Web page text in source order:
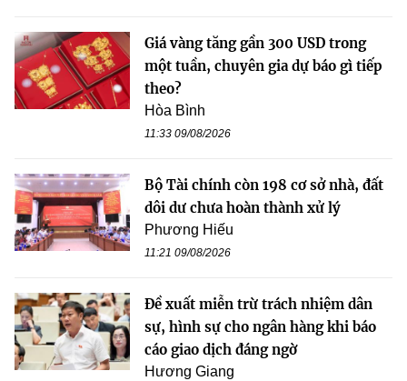
Giá vàng tăng gần 300 USD trong
một tuần, chuyên gia dự báo gì tiếp
theo?
Hòa Bình
11:33 09/08/2026
Bộ Tài chính còn 198 cơ sở nhà, đất
dôi dư chưa hoàn thành xử lý
Phương Hiếu
11:21 09/08/2026
Đề xuất miễn trừ trách nhiệm dân
sự, hình sự cho ngân hàng khi báo
cáo giao dịch đáng ngờ
Hương Giang